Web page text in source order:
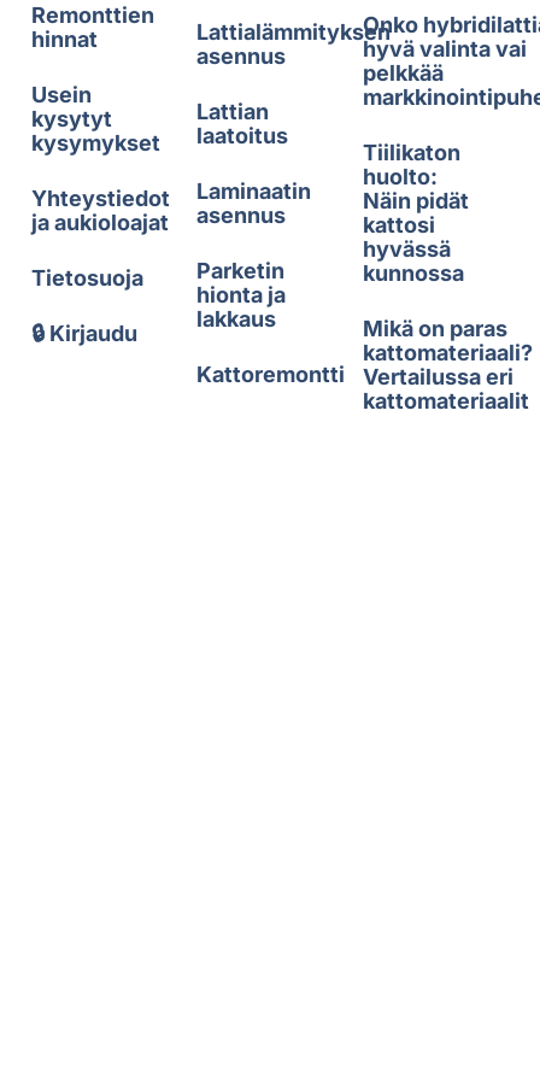
Remonttien
hinnat
Usein
kysytyt
kysymykset
Yhteystiedot
ja aukioloajat
Tietosuoja
🔒 Kirjaudu
Lattialämmityksen
asennus
Lattian
laatoitus
Laminaatin
asennus
Parketin
hionta ja
lakkaus
Kattoremontti
Onko
hyvä valinta vai
pelkkää
Tiilikaton
huolto:
Näin pidät
kattosi
hyvässä
kunnossa
Mikä on paras
kattomateriaali?
Vertailussa eri
kattomateriaalit